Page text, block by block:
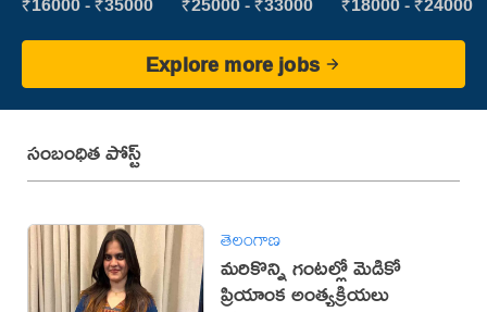
Explore more jobs
సంబంధిత పోస్ట్
తెలంగాణ
మరికొన్ని గంటల్లో మెడికో
ప్రియాంక అంత్యక్రియలు